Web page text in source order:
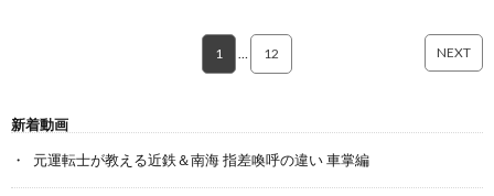
1 12 NEXT
新着動画
元運転士が教える近鉄＆南海 指差喚呼の違い 車掌編